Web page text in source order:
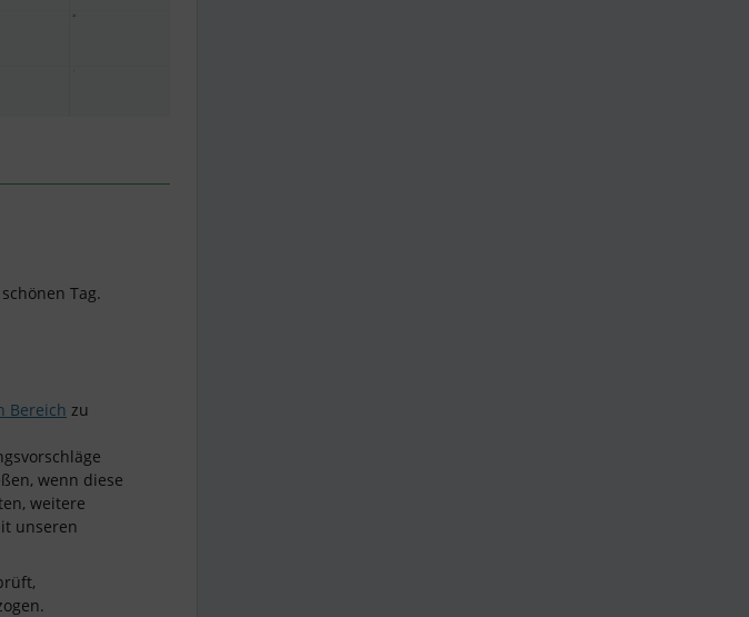
Tag.
Bereich zu
wenn diese
weitere
unseren